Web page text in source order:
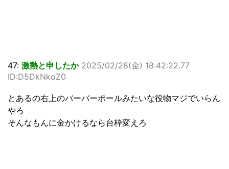
47: 激熱と申したか 2025/02/28(金) 18:42:22.77
ID:D5DkNkoZ0
とあるの右上のバーバーポールみたいな役物マジでいらん
やろ
そんなもんに金かけるなら台枠変えろ